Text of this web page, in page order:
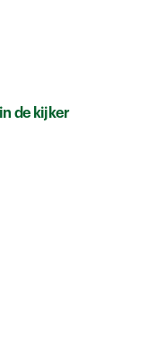
in de kijker